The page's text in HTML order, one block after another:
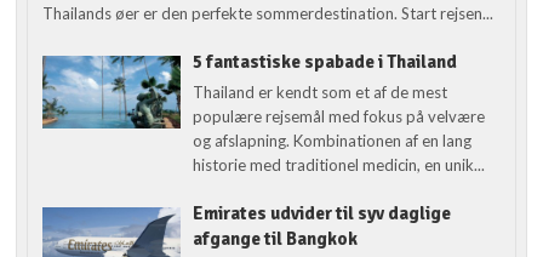
Thailands øer er den perfekte sommerdestination. Start rejsen...
5 fantastiske spabade i Thailand
Thailand er kendt som et af de mest
populære rejsemål med fokus på velvære
og afslapning. Kombinationen af en lang
historie med traditionel medicin, en unik...
Emirates udvider til syv daglige
afgange til Bangkok